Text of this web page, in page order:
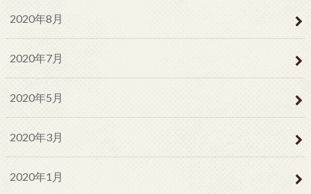
2020年8月
2020年7月
2020年5月
2020年3月
2020年1月